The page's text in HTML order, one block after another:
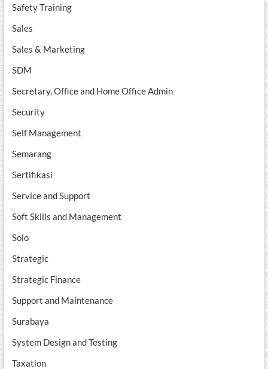
Safety Training
Sales
Sales & Marketing
SDM
Secretary, Office and Home Office Admin
Security
Self Management
Semarang
Sertifikasi
Service and Support
Soft Skills and Management
Solo
Strategic
Strategic Finance
Support and Maintenance
Surabaya
System Design and Testing
Taxation